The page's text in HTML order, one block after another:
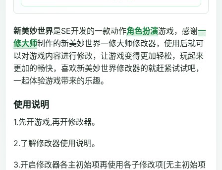
新美妙世界是SE开发的一款动作角色扮演游戏，感谢一
修大师制作的新美妙世界一修大师修改器，使用后就可
以对游戏内容进行修改，让游戏变得更加轻松，玩起来
更加的畅快，喜欢新美妙世界修改器的就赶紧试试吧，
一起体验游戏带来的乐趣。
使用说明
1.先开游戏,再开修改器。
2.了解修改器使用说明。
3.开启修改器各主初始项再使用各子修改项[无主初始项